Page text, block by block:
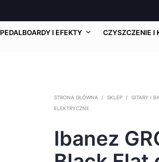
PEDALBOARDY I EFEKTY
CZYSZCZENIE I
STRONA GŁÓWNA / SKLEP / GITARY I
ELEKTRYCZNE
Ibanez